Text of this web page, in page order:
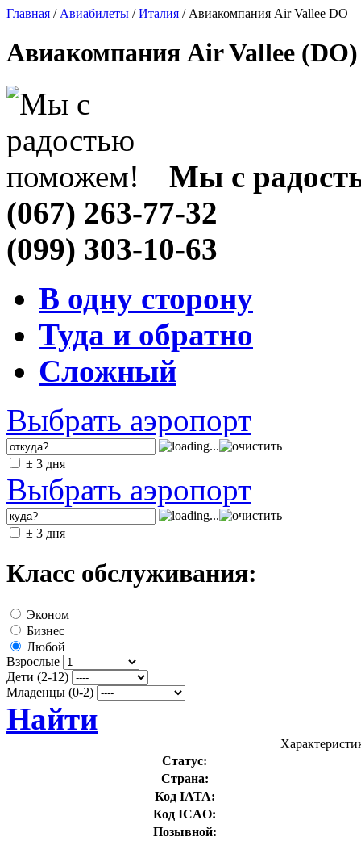
Главная / Авиабилеты /Италия / Авиакомпания Air Vallee DO
Авиакомпания Air Vallee
Мы с
(067) 263-77-32
(099) 303-10-63
В одну сторону
Туда и обратно
Сложный
Выбрать аэропорт
± 3 дня
Выбрать аэропорт
± 3 дня
Класс обслуживания:
Эконом
Бизнес
Любой
Взрослые
Дети (2-12)
Младенцы (0-2)
Найти
Статус:
Страна:
Код IATA:
Код ICAO:
Позывной: